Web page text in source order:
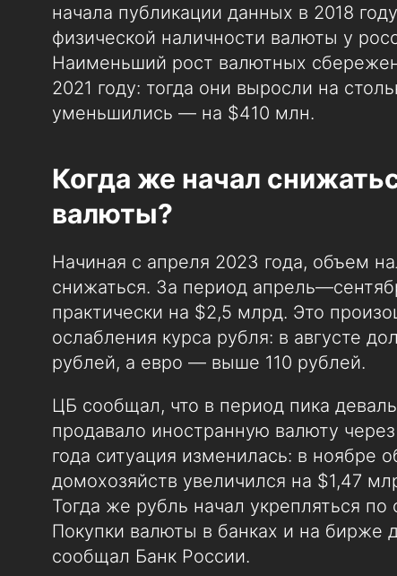
начала публикации данных в 2018
физической наличности валюты у
Наименьший рост валютных
2021 году: тогда они выросли на
уменьшились — на $410 млн.
Когда же начал
валюты?
Начиная с апреля 2023 года, объем
снижаться. За период
практически на $2,5 млрд. Это
ослабления курса рубля: в августе
рублей, а евро — выше 110 рублей.
ЦБ сообщал, что в период пика
продавало иностранную валюту
года ситуация изменилась: в ноябре
домохозяйств увеличился на $1,47
Тогда же рубль начал укрепляться
Покупки валюты в банках и на бирже
сообщал Банк России.